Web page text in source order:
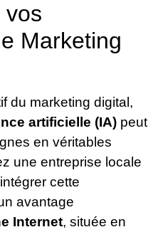
vos
Marketing
du marketing digital,
artificielle (IA) peut
en véritables
une entreprise locale
cette
avantage
Internet, située en